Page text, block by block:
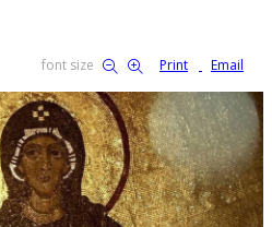
font size
Print Email